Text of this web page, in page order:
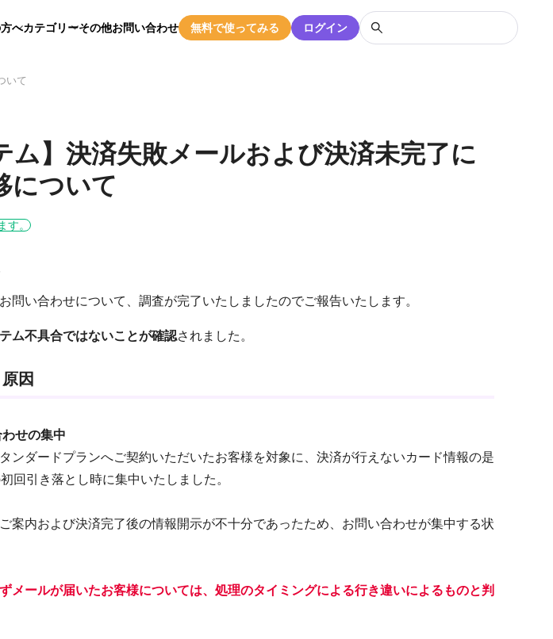
へカテゴリーその他お問い合わせ 無料で使ってみる ログイン
いて
ム】決済失敗メールおよび決済未完了に
について
す。
問い合わせについて、調査が完了いたしましたのでご報告いたします。
ム不具合ではないことが確認されました。
因
せの集中
ンダードプランへご契約いただいたお客様を対象に、決済が行えないカード情報の是
回引き落とし時に集中いたしました。
案内および決済完了後の情報開示が不十分であったため、お問い合わせが集中する状
メールが届いたお客様については、処理のタイミングによる行き違いによるものと判